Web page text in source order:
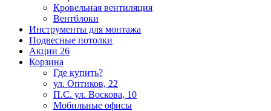
Кровельная вентиляция
Вентблоки
Инструменты для монтажа
Подвесные потолки
Акции 26
Корзина
Где купить?
ул. Оптиков, 22
П.С. ул. Воскова, 10
Мобильные офисы